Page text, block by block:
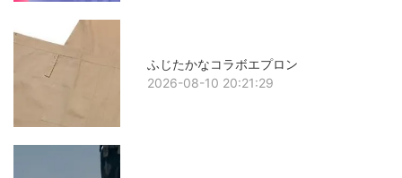
ふじたかなコラボエプロン
2026-08-10 20:21:29